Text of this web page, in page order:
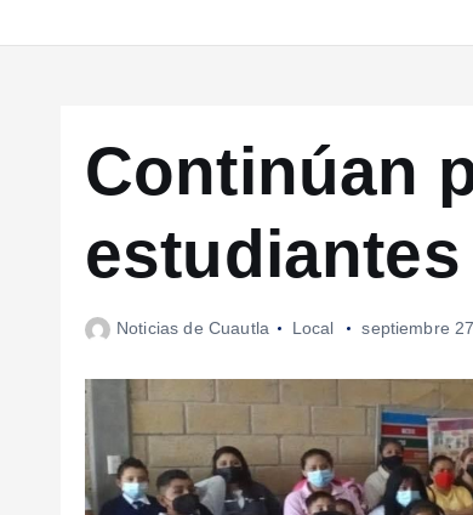
Continúan
Noticias de Cuautla Local septiembre